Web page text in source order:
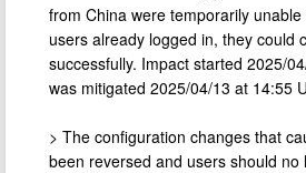
from China were temporarily
users already logged in, they could
successfully. Impact started 2025/
was mitigated 2025/04/13 at 14:55
> The configuration changes that
been reversed and users should